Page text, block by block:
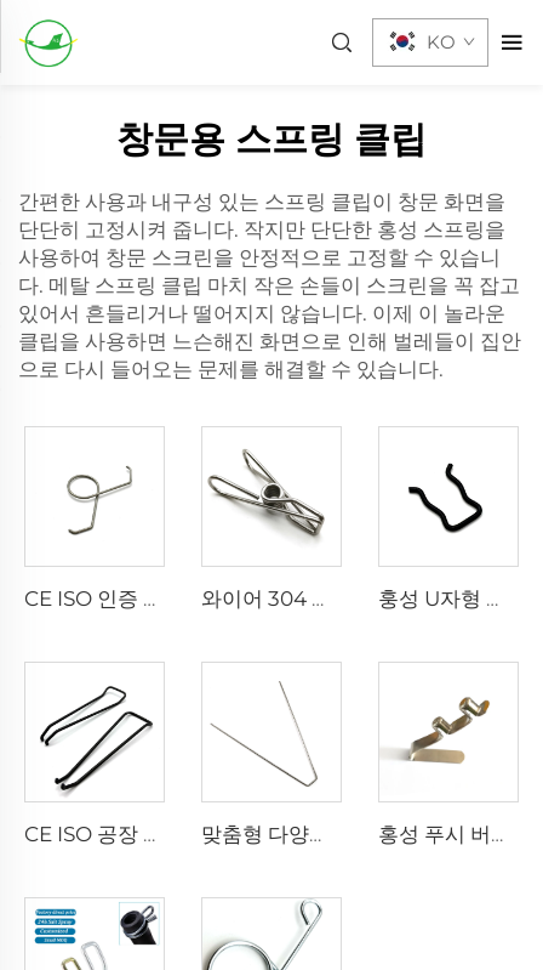
KO
창문용 스프링 클립
간편한 사용과 내구성 있는 스프링 클립이 창문 화면을
단단히 고정시켜 줍니다. 작지만 단단한 홍성 스프링을
사용하여 창문 스크린을 안정적으로 고정할 수 있습니
다. 메탈 스프링 클립 마치 작은 손들이 스크린을 꼭 잡고
있어서 흔들리거나 떨어지지 않습니다. 이제 이 놀라운
클립을 사용하면 느슨해진 화면으로 인해 벌레들이 집안
으로 다시 들어오는 문제를 해결할 수 있습니다.
CE ISO 인증 공장 와이어 성형 스테인리스 스틸 더블 토션 스프링 클립 와이어 304 금속 천 걸이용 토션 스프링 양말 건조 핀 스프링 클립 훙성 U자형 블랙 코팅 특수 형상 스프링 U자형 스프링 클립
CE ISO 공장 스프링 클립 다양한 형태 커스텀 와이어 성형 클립 맞춤형 다양한 모양 구부러진 와이어 부품 와이어 성형 스프링 클립 홍성 푸시 버튼 스프링 클립 텐트 폴 클립 카약 패들 스프링 스냅 중공 잠금 튜브 더블 핀 클립